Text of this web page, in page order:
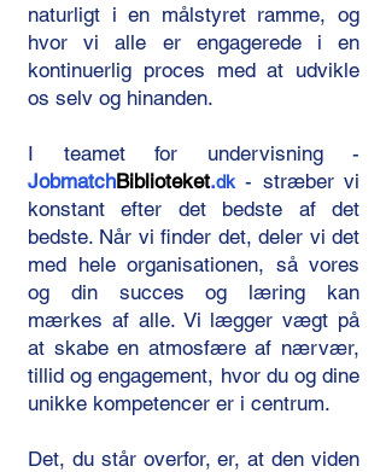
naturligt i en målstyret ramme, og
hvor vi alle er engagerede i en
kontinuerlig proces med at udvikle
os selv og hinanden.
​I teamet for undervisning -
JobmatchBiblioteket.dk - stræber vi
konstant efter det bedste af det
bedste. Når vi finder det, deler vi det
med hele organisationen, så vores
og din succes og læring kan
mærkes af alle. Vi lægger vægt på
at skabe en atmosfære af nærvær,
tillid og engagement, hvor du og dine
unikke kompetencer er i centrum.
​Det, du står overfor, er, at den viden